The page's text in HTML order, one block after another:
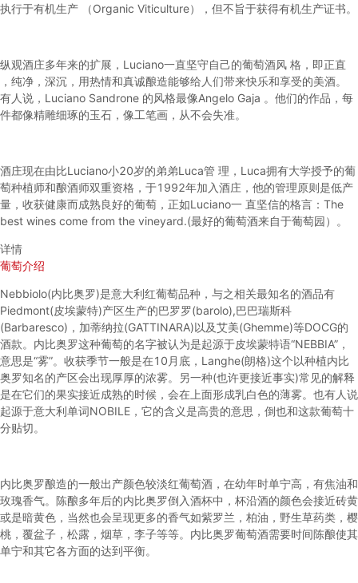
执行于有机生产 （Organic Viticulture），但不旨于获得有机生产证书。
纵观酒庄多年来的扩展，Luciano一直坚守自己的葡萄酒风 格，即正直
，纯净，深沉，用热情和真诚酿造能够给人们带来快乐和享受的美酒。
有人说，Luciano Sandrone 的风格最像Angelo Gaja 。他们的作品，每
件都像精雕细琢的玉石，像工笔画，从不会失准。
酒庄现在由比Luciano小20岁的弟弟Luca管 理，Luca拥有大学授予的葡
萄种植师和酿酒师双重资格，于1992年加入酒庄，他的管理原则是低产
量，收获健康而成熟良好的葡萄，正如Luciano一 直坚信的格言：The
best wines come from the vineyard.(最好的葡萄酒来自于葡萄园）。
详情
葡萄介绍
Nebbiolo(内比奥罗)是意大利红葡萄品种，与之相关最知名的酒品有
Piedmont(皮埃蒙特)产区生产的巴罗罗(barolo),巴巴瑞斯科
(Barbaresco)，加蒂纳拉(GATTINARA)以及艾美(Ghemme)等DOCG的
酒款。内比奥罗这种葡萄的名字被认为是起源于皮埃蒙特语“NEBBIA”，
意思是“雾”。收获季节一般是在10月底，Langhe(朗格)这个以种植内比
奥罗知名的产区会出现厚厚的浓雾。另一种(也许更接近事实)常见的解释
是在它们的果实接近成熟的时候，会在上面形成乳白色的薄雾。也有人说
起源于意大利单词NOBILE，它的含义是高贵的意思，倒也和这款葡萄十
分贴切。
内比奥罗酿造的一般出产颜色较淡红葡萄酒，在幼年时单宁高，有焦油和
玫瑰香气。陈酿多年后的内比奥罗倒入酒杯中，杯沿酒的颜色会接近砖黄
或是暗黄色，当然也会呈现更多的香气如紫罗兰，柏油，野生草药类，樱
桃，覆盆子，松露，烟草，李子等等。内比奥罗葡萄酒需要时间陈酿使其
单宁和其它各方面的达到平衡。